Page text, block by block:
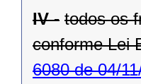
IV - todos os
conforme Lei
6080 de 04/